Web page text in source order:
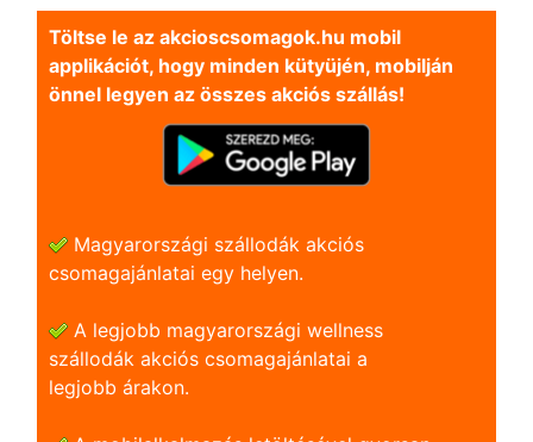
Töltse le az akcioscsomagok.hu mobil
applikációt, hogy minden kütyüjén, mobilján
önnel legyen az összes akciós szállás!
Magyarországi szállodák akciós
csomagajánlatai egy helyen.
A legjobb magyarországi wellness
szállodák akciós csomagajánlatai a
legjobb árakon.